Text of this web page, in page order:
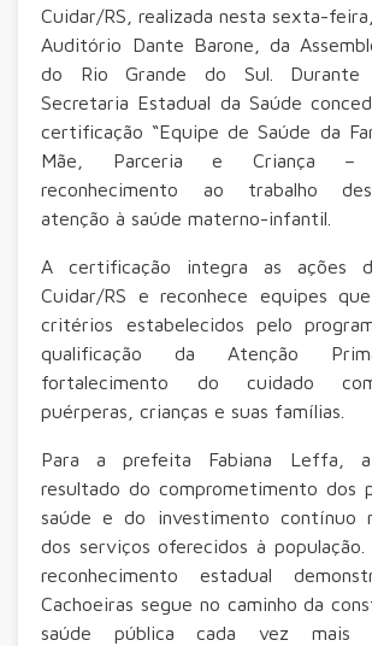
Cuidar/RS, realizada nesta sexta-
Auditório Dante Barone, da
do Rio Grande do Sul.
Secretaria Estadual da Saúde
certificação “Equipe de Saúde da
Mãe, Parceria e Criança –
reconhecimento ao trabalho
atenção à saúde materno-infantil.
A certificação integra as ações
Cuidar/RS e reconhece equipes
critérios estabelecidos pelo
qualificação da Atenção
fortalecimento do cuidado
puérperas, crianças e suas famílias.
Para a prefeita Fabiana Leffa,
resultado do comprometimento dos
saúde e do investimento contínuo
dos serviços oferecidos à população.
reconhecimento estadual
Cachoeiras segue no caminho da
saúde pública cada vez mais